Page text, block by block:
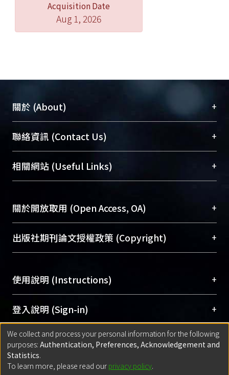
Acquisition Date
Aug 1, 2026
關於 (About) +
臺大位居世界頂尖大學之列，為永久珍藏及向國際
展現本校豐碩的研究成果及學術能量，圖書館整合
機構典藏（NTUR）與學術庫（AH）不同功能平
台，成為臺大學術典藏NTU scholars。期能整合研
成果。
To permanently archive and promote researcher
profiles and scholarly works, Library integrates the
services of “NTU Repository” with “Academic
聯絡資訊 (Contact Us) +
總館學科館員(Main Library)
醫學圖書館學科館員(Medical Library)
Sciences Library)
相關網站 (Useful Links) +
關於開放取用 (Open Access, OA) +
開放取用是從使用者角度提升資訊取用性的社會運
動，應用在學術研究上是透過將研究著作公開供使
用逐年攀升。同時可加速研究發展、提升研究影響
Archive）平台。 （點選深入了解OA）
出版社期刊論文授權政策 (Copyright) +
含部分內容的版權非匯入者所有，或由第三方贊
助與合作完成，請確認該版權所有者及第三方同
意提供此授權。
Please represent that the submission is your
original work, and that you have the right to
grant the rights to upload.
若欲上傳已出版的全文電子檔，可使用
使用說明 (Instructions) +
網站簡介(Quickstart Guide)
使用手冊(Instruction Manual)
線上預約服務(Booking Service)
登入說明 (Sign-in) +
方案一：臺灣大學計算機中心帳號登入
(With C&INC Email Account)
方案二：ORCID帳號登入(With ORCID)
匯入著作 (Submission) +
方案一：定期更新ORCID者，以ID匯入
We collect and process your personal information for the following
purposes: Authentication, Preferences, Acknowledgement and
Statistics.
To learn more, please read our privacy policy.